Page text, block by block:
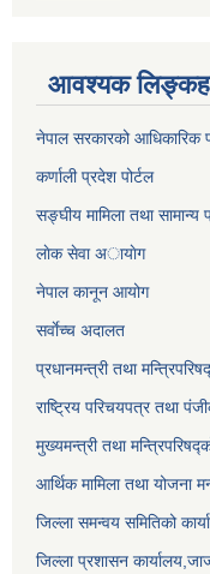
आवश्यक
नेपाल सरकारको आधिकारिक
कर्णाली प्रदेश पोर्टल
सङ्घीय मामिला तथा सामान्य
लाेक सेवा अायाेग
नेपाल कानून आयोग
सर्वाेच्च अदालत
प्रधानमन्त्री तथा
राष्ट्रिय परिचयपत्र तथा
मुख्यमन्त्री तथा
आर्थिक मामिला तथा योजना
जिल्ला समन्वय समितिको
जिल्ला प्रशासन